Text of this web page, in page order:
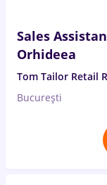
Sales
Orhideea
Tom Tailor Retail
București